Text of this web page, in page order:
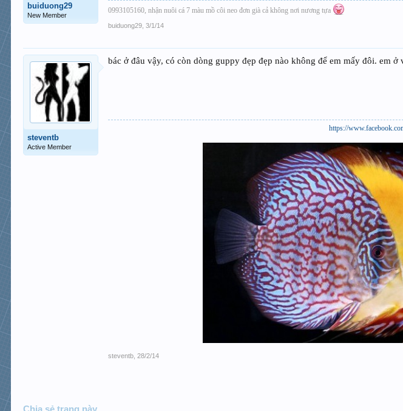
buiduong29
New Member
0993105160, nhận nuôi cá 7 màu mồ côi neo đơn già cả không nơi nương tựa
buiduong29 3/1/14
steventb
Active Member
bác ở đâu vậy, có còn dòng guppy đẹp đẹp nào không để em mấy đôi. em ở
https://
steventb 28/2/14